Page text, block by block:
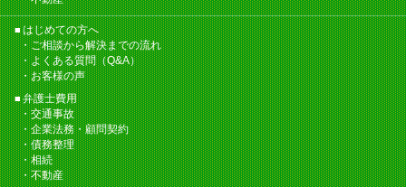
はじめての方へ
ご相談から解決までの流れ
よくある質問（Q&A）
お客様の声
弁護士費用
交通事故
企業法務・顧問契約
債務整理
相続
不動産